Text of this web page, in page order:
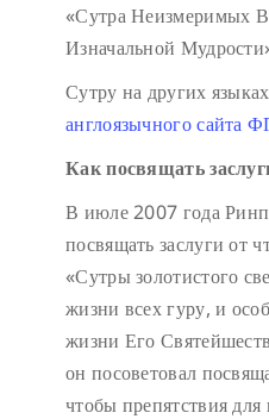
«Сутра Неизмеримых
Изначальной
Сутру на других
англоязычного сайта
Как посвящать
В июле 2007 года
посвящать заслуги от
«Сутры золотистого
жизни всех гуру, и
жизни Его
он посоветовал
чтобы препятствия